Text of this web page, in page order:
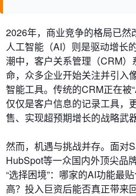
2026年，商业竞争的格局已
人工智能（AI）则是驱动增长
潮中，客户关系管理（CRM
命，众多企业开始关注并引入
智能工具。传统的CRM正在被
仅仅是客户信息的记录工具，
售、实现超预期增长的战略武器
然而，机遇与挑战并存。面对
HubSpot等一众国内外顶尖品
“选择困境”：哪家的AI功能最
高？投入巨资后能否真正带来